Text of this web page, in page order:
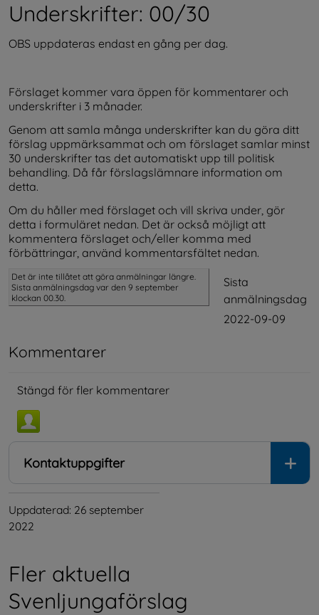
Underskrifter: 00/30
OBS uppdateras endast en gång per dag.
Förslaget kommer vara öppen för kommentarer och
underskrifter i 3 månader.
Genom att samla många underskrifter kan du göra ditt
förslag uppmärksammat och om förslaget samlar minst
30 underskrifter tas det automatiskt upp till politisk
behandling. Då får förslagslämnare information om
detta.
Om du håller med förslaget och vill skriva under, gör
detta i formuläret nedan. Det är också möjligt att
kommentera förslaget och/eller komma med
förbättringar, använd kommentarsfältet nedan.
Sista
anmälningsdag
2022-09-09
Det är inte tillåtet att göra anmälningar längre.
Sista anmälningsdag var den 9 september
klockan 00.30.
Kommentarer
Stängd för fler kommentarer
Kontaktuppgifter
Uppdaterad: 26 september
2022
Fler aktuella
Svenljungaförslag